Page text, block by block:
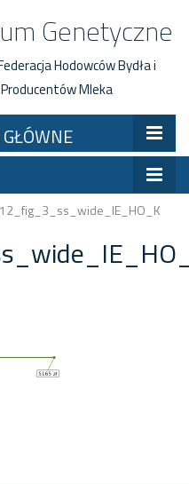
Genetyczne
Hodowców Bydła i
Producentów Mleka